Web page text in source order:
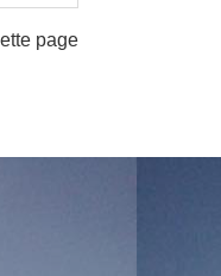
page